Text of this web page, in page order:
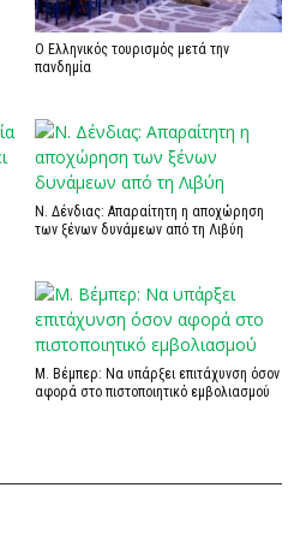
Ο Ελληνικός τουρισμός μετά την
πανδημία
Ν. Δένδιας: Απαραίτητη η αποχώρηση
των ξένων δυνάμεων από τη Λιβύη
Μ. Βέμπερ: Να υπάρξει επιτάχυνση όσον
αφορά στο πιστοποιητικό εμβολιασμού